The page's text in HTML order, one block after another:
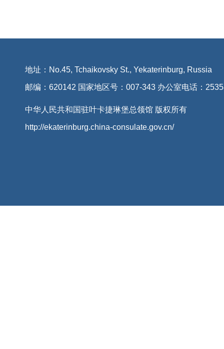
地址：No.45, Tchaikovsky St., Yekaterinburg, Russia
邮编：620142 国家地区号：007-343 办公室电话：
中华人民共和国驻叶卡捷琳堡总领馆 版权所有
http://ekaterinburg.china-consulate.gov.cn/